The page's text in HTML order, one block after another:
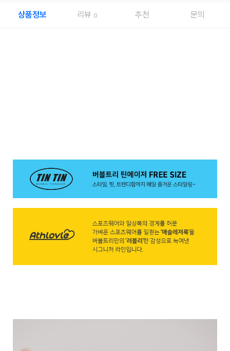
상품정보 리뷰 0 추천 문의